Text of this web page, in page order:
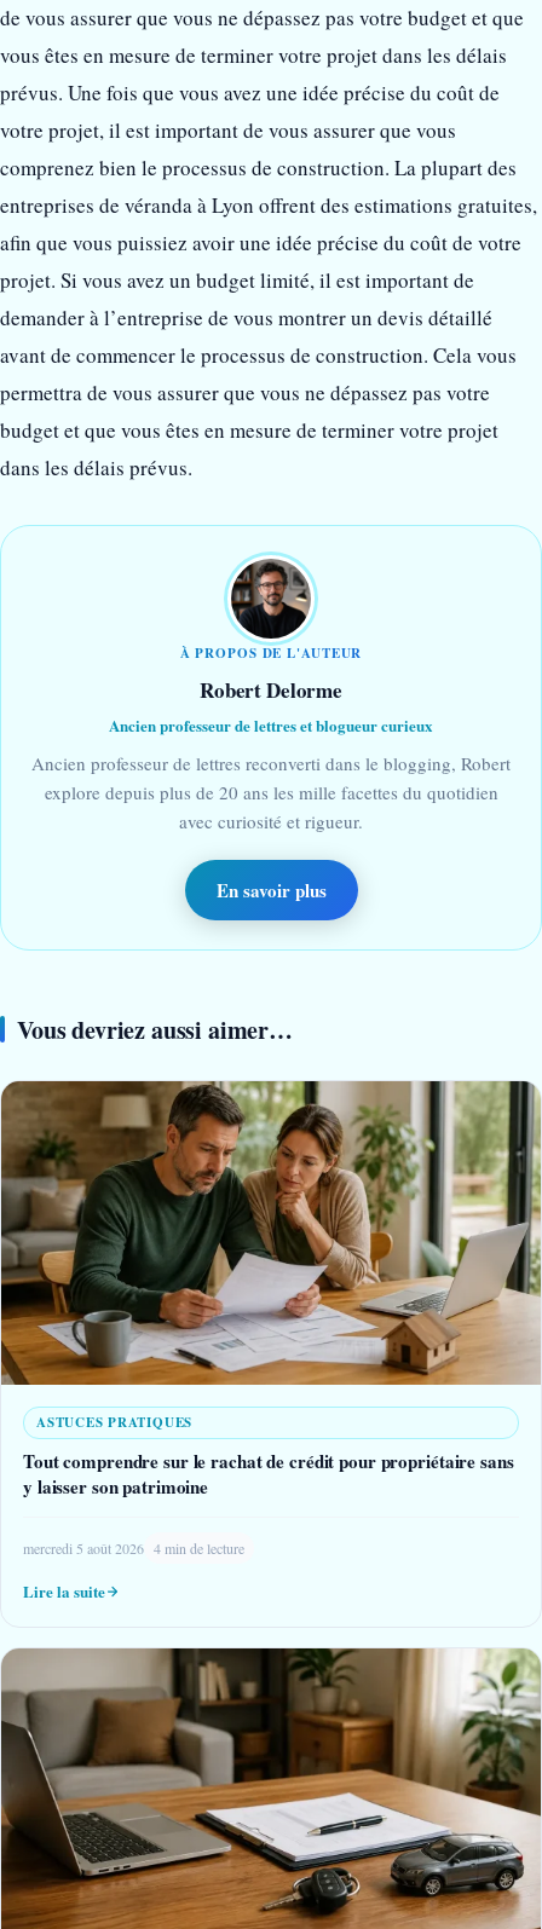
de vous assurer que vous ne dépassez pas votre budget et que
vous êtes en mesure de terminer votre projet dans les délais
prévus. Une fois que vous avez une idée précise du coût de
votre projet, il est important de vous assurer que vous
comprenez bien le processus de construction. La plupart des
entreprises de véranda à Lyon offrent des estimations gratuites,
afin que vous puissiez avoir une idée précise du coût de votre
projet. Si vous avez un budget limité, il est important de
demander à l’entreprise de vous montrer un devis détaillé
avant de commencer le processus de construction. Cela vous
permettra de vous assurer que vous ne dépassez pas votre
budget et que vous êtes en mesure de terminer votre projet
dans les délais prévus.
À PROPOS DE L'AUTEUR
Robert Delorme
Ancien professeur de lettres et blogueur curieux
Ancien professeur de lettres reconverti dans le blogging, Robert
explore depuis plus de 20 ans les mille facettes du quotidien
avec curiosité et rigueur.
En savoir plus
Vous devriez aussi aimer…
ASTUCES PRATIQUES
Tout comprendre sur le rachat de crédit pour propriétaire sans
y laisser son patrimoine
mercredi 5 août 2026 4 min de lecture
Lire la suite